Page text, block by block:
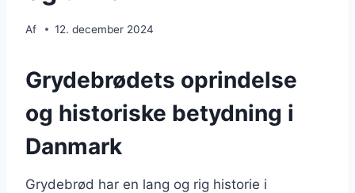
Af 12. december 2024
Grydebrødets oprindelse
og historiske betydning i
Danmark
Grydebrød har en lang og rig historie i